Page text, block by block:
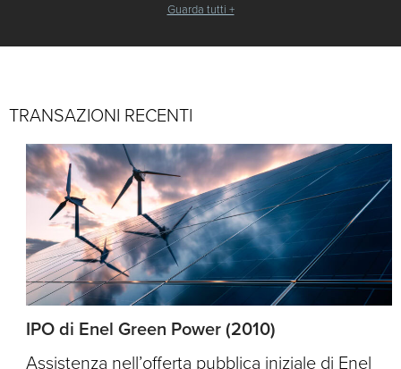
Guarda tutti +
TRANSAZIONI RECENTI
IPO di Enel Green Power (2010)
Assistenza nell’offerta pubblica iniziale di Enel